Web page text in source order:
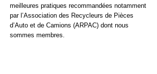
meilleures pratiques recommandées notamment
par l’Association des Recycleurs de Pièces
d’Auto et de Camions (ARPAC) dont nous
sommes membres.